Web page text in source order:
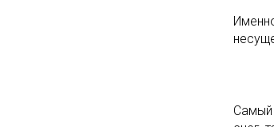
Самый